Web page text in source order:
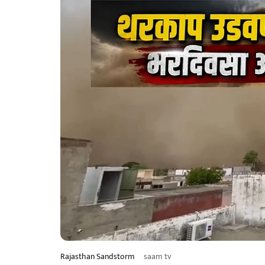
Rajasthan Sandstorm saam tv